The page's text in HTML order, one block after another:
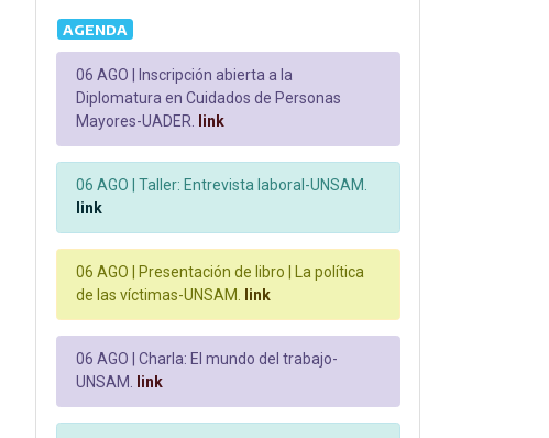
AGENDA
06 AGO |
Inscripción abierta a la
Diplomatura en Cuidados de Personas
Mayores-UADER.
link
06 AGO |
Taller: Entrevista laboral-UNSAM.
link
06 AGO |
Presentación de libro | La política
de las víctimas-UNSAM.
link
06 AGO |
Charla: El mundo del trabajo-
UNSAM.
link